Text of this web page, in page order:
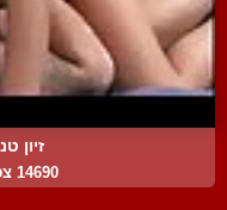
זיון
14690 צפיות